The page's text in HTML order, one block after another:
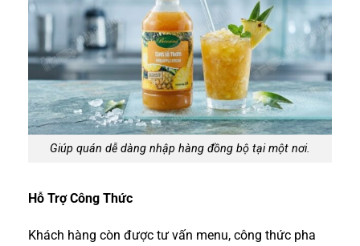
Giúp quán dễ dàng nhập hàng đồng bộ tại một nơi.
Hỗ Trợ Công Thức
Khách hàng còn được tư vấn menu, công thức pha